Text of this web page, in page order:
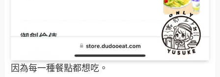
因為每一種餐點都想吃。